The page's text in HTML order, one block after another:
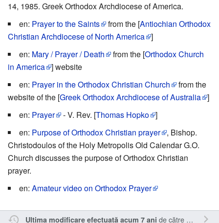
14, 1985. Greek Orthodox Archdiocese of America.
en: Prayer to the Saints from the [Antiochian Orthodox
Christian Archdiocese of North America ]
en: Mary / Prayer / Death from the [Orthodox Church
in America ] website
en: Prayer in the Orthodox Christian Church
from the
website of the [Greek Orthodox Archdiocese of Australia ]
en: Prayer - V. Rev. [Thomas Hopko ]
en: Purpose of Orthodox Christian prayer
, Bishop.
Christodoulos of the Holy Metropolis Old Calendar G.O.
Church discusses the purpose of Orthodox Christian
prayer.
en: Amateur video on Orthodox Prayer
Ultima modificare efectuată acum 7 ani de către Sîmbotin